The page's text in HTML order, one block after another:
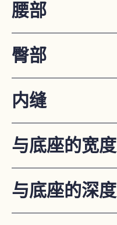
腰部
臀部
内缝
与底座的宽度
与底座的深度